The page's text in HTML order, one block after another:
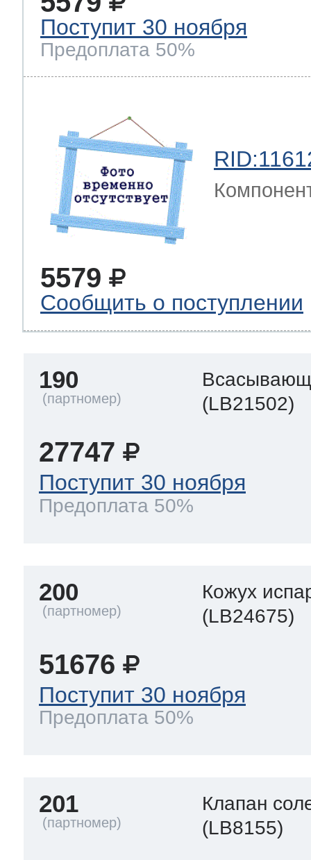
Поступит 30 ноября
Предоплата 50%
5579
Сообщить о поступлении
190
(LB21502)
27747
Поступит 30 ноября
Предоплата 50%
200
Кожух
(LB24675)
51676
Поступит 30 ноября
Предоплата 50%
201
Клапан
(LB8155)